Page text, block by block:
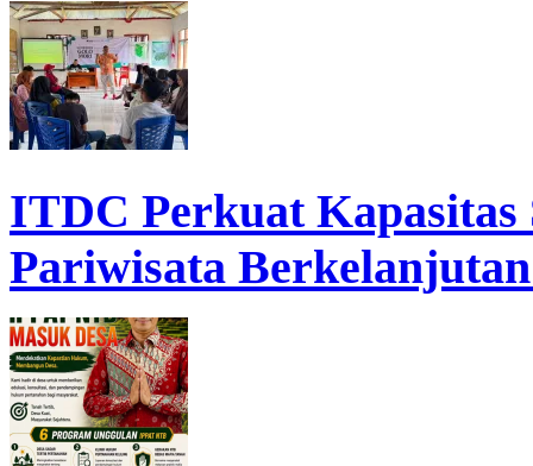
ITDC Perkuat
Pariwisata